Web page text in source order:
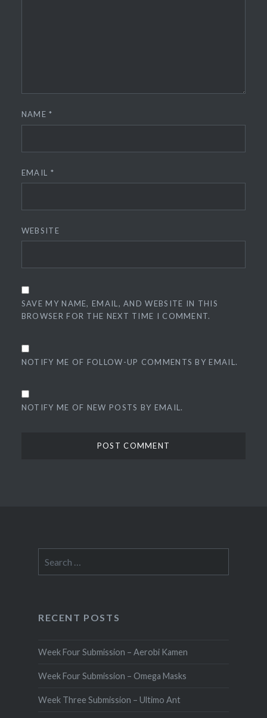
NAME*
EMAIL *
WEBSITE
SAVE MY NAME, EMAIL, AND WEBSITE IN THIS
BROWSER FOR THE NEXT TIME I COMMENT.
NOTIFY ME OF FOLLOW-UP COMMENTS BY EMAIL.
NOTIFY ME OF NEW POSTS BY EMAIL.
for:
RECENT POSTS
Week Four Submission – Aerobi Kamen
Week Four Submission – Omega Masks
Week Three Submission – Ultimo Ant